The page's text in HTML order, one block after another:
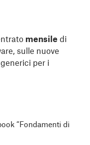
mensile di
sulle nuove
per i
“Fondamenti di